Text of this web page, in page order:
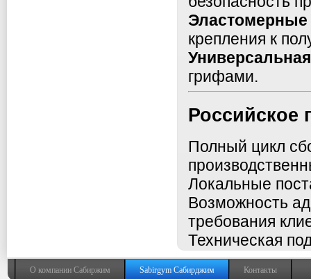
крепления к
грифами.
Российское
Полный цикл
Локальные
Возможность
требования
Техническая
О компании Сабиржим Sabirgym Сабирджим Контакты